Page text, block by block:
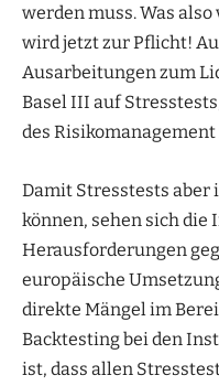
werden muss. Was
wird jetzt zur Pflicht!
Ausarbeitungen zum
Basel III auf
des
Damit Stresstests
können, sehen sich die
Herausforderungen
europäische
direkte Mängel im
Backtesting bei den
ist, dass allen